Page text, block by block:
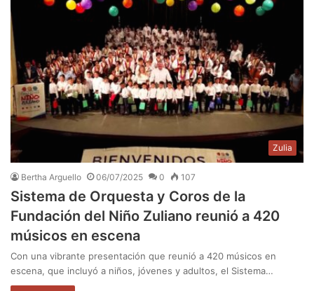
Zulia
Bertha Arguello 06/07/2025 0 107
Sistema de Orquesta y Coros de la
Fundación del Niño Zuliano reunió a 420
músicos en escena
Con una vibrante presentación que reunió a 420 músicos en
escena, que incluyó a niños, jóvenes y adultos, el Sistema…